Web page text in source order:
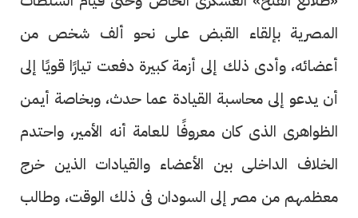
المصرية بإلقاء القبض على نحو ألف شخص من
أعضائه، وأدى ذلك إلى أزمة كبيرة دفعت تيارًا قويًا إلى
أن يدعو إلى محاسبة القيادة عما حدث، وبخاصة أيمن
الظواهرى الذى كان معروفًا للعامة أنه الأمير، واحتدم
الخلاف الداخلى بين الأعضاء والقيادات الذين خرج
معظمهم من مصر إلى السودان فى ذلك الوقت، وطالب